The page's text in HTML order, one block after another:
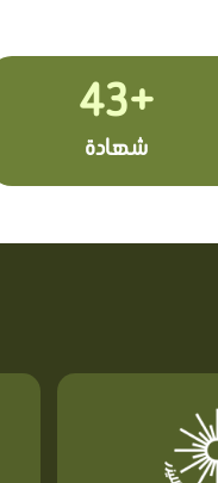
+43
شهادة